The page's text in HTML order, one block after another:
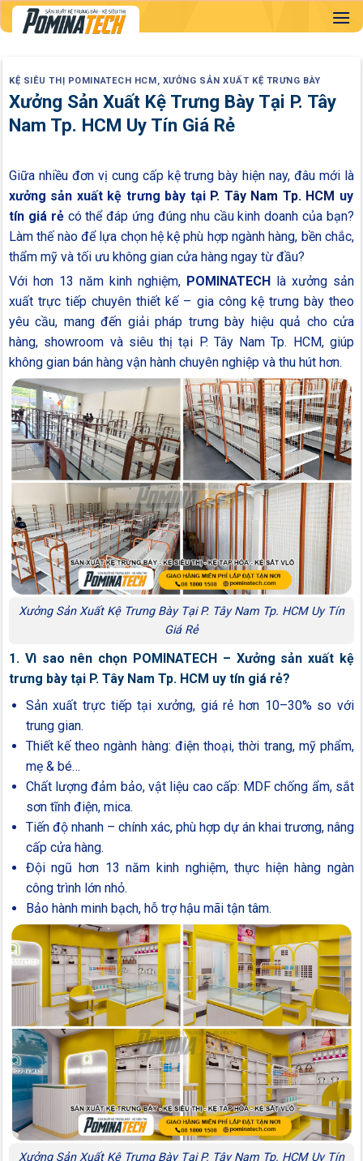
Skip
to
KỆ SIÊU THỊ POMINATECH HCM, XƯỞNG SẢN XUẤT KỆ TRƯNG BÀY
Xưởng Sản Xuất Kệ Trưng Bày Tại P. Tây
Nam Tp. HCM Uy Tín Giá Rẻ
Giữa nhiều đơn vị cung cấp kệ trưng bày hiện nay, đâu mới là
xưởng sản xuất kệ trưng bày tại P. Tây Nam Tp. HCM uy
tín giá rẻcó thể đáp ứng đúng nhu cầu kinh doanh của bạn?
Làm thế nào để lựa chọn hệ kệ phù hợp ngành hàng, bền chắc,
thẩm mỹ và tối ưu không gian cửa hàng ngay từ đầu?
Với hơn 13 năm kinh nghiệm, POMINATECH là xưởng sản
xuất trực tiếp chuyên thiết kế – gia công kệ trưng bày theo
yêu cầu, mang đến giải pháp trưng bày hiệu quả cho cửa
hàng, showroom và siêu thị tại P. Tây Nam Tp. HCM, giúp
không gian bán hàng vận hành chuyên nghiệp và thu hút hơn.
Xưởng Sản Xuất Kệ Trưng Bày Tại P. Tây Nam Tp. HCM Uy Tín
Giá Rẻ
1. Vì sao nên chọn POMINATECH – Xưởng sản xuất kệ
trưng bày tại P. Tây Nam Tp. HCM uy tín giá rẻ?
Sản xuất trực tiếp tại xưởng, giá rẻ hơn 10–30% so với
trung gian.
Thiết kế theo ngành hàng: điện thoại, thời trang, mỹ phẩm,
mẹ & bé…
Chất lượng đảm bảo, vật liệu cao cấp: MDF chống ẩm, sắt
sơn tĩnh điện, mica.
Tiến độ nhanh – chính xác, phù hợp dự án khai trương, nâng
cấp cửa hàng.
Đội ngũ hơn 13 năm kinh nghiệm, thực hiện hàng ngàn
công trình lớn nhỏ.
Bảo hành minh bạch, hỗ trợ hậu mãi tận tâm.
Xưởng Sản Xuất Kệ Trưng Bày Tại P. Tây Nam Tp. HCM Uy Tín